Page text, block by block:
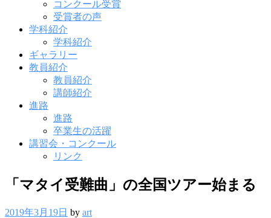
コンクール受賞
受賞者の声
学科紹介
学科紹介
ギャラリー
教員紹介
教員紹介
講師紹介
進路
進路
卒業生の活躍
講習会・コンクール
リンク
「マタイ受難曲」の全国ツアー始まる
2019年3月19日 by art